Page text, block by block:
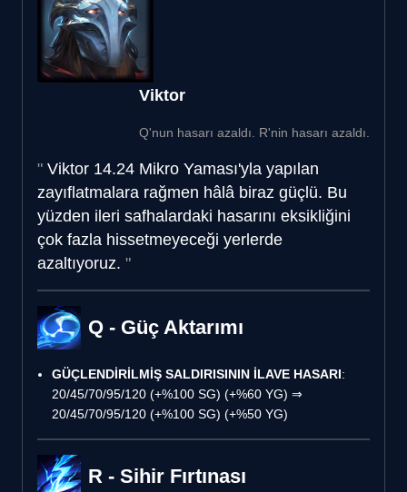
Viktor
Q'nun hasarı azaldı. R'nin hasarı azaldı.
Viktor 14.24 Mikro Yaması'yla yapılan
zayıflatmalara rağmen hâlâ biraz güçlü. Bu
yüzden ileri safhalardaki hasarını eksikliğini
çok fazla hissetmeyeceği yerlerde
azaltıyoruz.
Q - Güç Aktarımı
GÜÇLENDİRİLMİŞ SALDIRISININ İLAVE HASARI:
20/45/70/95/120 (+%100 SG) (+%60 YG) ⇒
20/45/70/95/120 (+%100 SG) (+%50 YG)
R - Sihir Fırtınası